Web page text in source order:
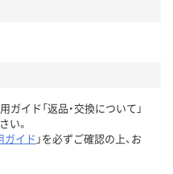
ガイド「返品・交換について」
い。
ガイド 」を必ずご確認の上、お